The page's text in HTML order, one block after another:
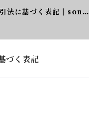
法に基づく表記 | sonot
づく表記